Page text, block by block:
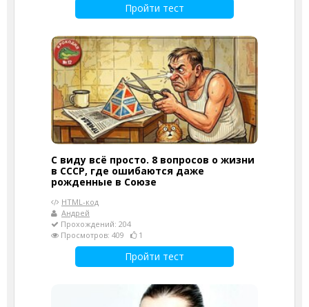
Пройти тест
С виду всё просто. 8 вопросов о жизни
в СССР, где ошибаются даже
рожденные в Союзе
HTML-код
Андрей
Прохождений: 204
Просмотров: 409
1
Пройти тест